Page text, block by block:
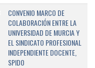
CONVENIO MARCO DE
COLABORACIÓN ENTRE LA
UNIVERSIDAD DE MURCIA Y
EL SINDICATO PROFESIONAL
INDEPENDIENTE DOCENTE,
SPIDO